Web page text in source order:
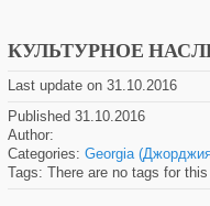
КУЛЬТУРНОЕ
Last update on 31.10.2016
Published 31.10.2016
Author:
Categories: Georgia
Tags: There are no tags for